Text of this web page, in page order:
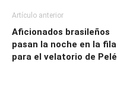
Artículo anterior
Aficionados brasileños
pasan la noche en la fila
para el velatorio de Pelé